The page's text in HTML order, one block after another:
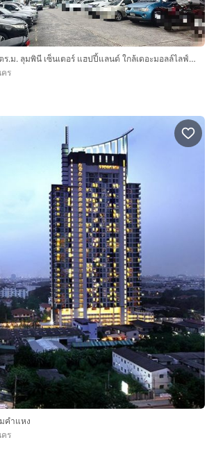
คอนโดมิเนียม 44.26 ตร.ม. ลุมพินี เซ็นเตอร์ แฮปปี้แลนด์ ใกล้เดอะมอลล์ไลฟ์บางกะปิ ซอยแฮปปี้แลนด์สาย1 ถนนลาดพร้าว ถนนนวมินทร์ เขตบางกะปิ
ร
คำแหง
ร